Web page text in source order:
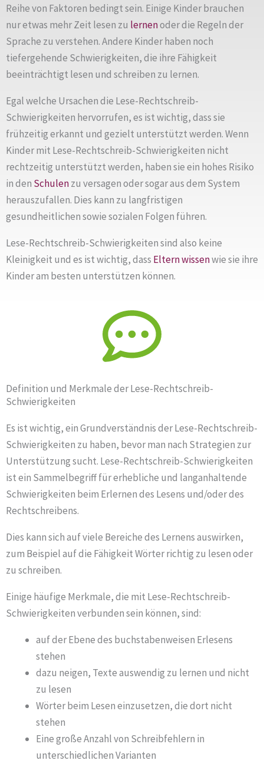
Reihe von Faktoren bedingt sein. Einige Kinder brauchen
nur etwas mehr Zeit lesen zu lernenoder die Regeln der
Sprache zu verstehen. Andere Kinder haben noch
tiefergehende Schwierigkeiten, die ihre Fähigkeit
beeinträchtigt lesen und schreiben zu lernen.
Egal welche Ursachen die Lese-Rechtschreib-
Schwierigkeiten hervorrufen, es ist wichtig, dass sie
frühzeitig erkannt und gezielt unterstützt werden. Wenn
Kinder mit Lese-Rechtschreib-Schwierigkeiten nicht
rechtzeitig unterstützt werden, haben sie ein hohes Risiko
in den Schulenzu versagen oder sogar aus dem System
herauszufallen. Dies kann zu langfristigen
gesundheitlichen sowie sozialen Folgen führen.
Lese-Rechtschreib-Schwierigkeiten sind also keine
Kleinigkeit und es ist wichtig, dass Elternwissenwie sie ihre
Kinder am besten unterstützen können.
Definition und Merkmale der Lese-Rechtschreib-
Schwierigkeiten
Es ist wichtig, ein Grundverständnis der Lese-Rechtschreib-
Schwierigkeiten zu haben, bevor man nach Strategien zur
Unterstützung sucht. Lese-Rechtschreib-Schwierigkeiten
ist ein Sammelbegriff für erhebliche und langanhaltende
Schwierigkeiten beim Erlernen des Lesens und/oder des
Rechtschreibens.
Dies kann sich auf viele Bereiche des Lernens auswirken,
zum Beispiel auf die Fähigkeit Wörter richtig zu lesen oder
zu schreiben.
Einige häufige Merkmale, die mit Lese-Rechtschreib-
Schwierigkeiten verbunden sein können, sind:
auf der Ebene des buchstabenweisen Erlesens
stehen
dazu neigen, Texte auswendig zu lernen und nicht
zu lesen
Wörter beim Lesen einzusetzen, die dort nicht
stehen
Eine große Anzahl von Schreibfehlern in
unterschiedlichen Varianten